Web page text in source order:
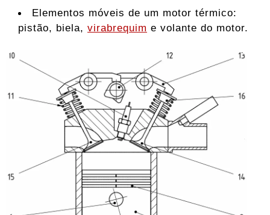
Elementos móveis de um motor térmico:
pistão, biela, virabrequim e volante do motor.